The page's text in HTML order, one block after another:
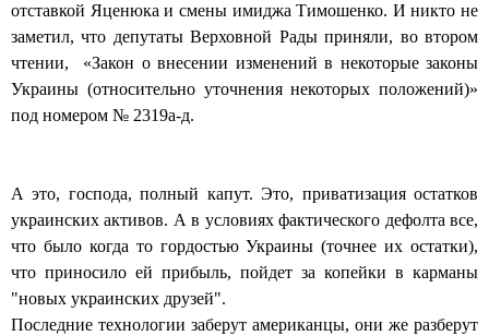
отставкой Яценюка и смены имиджа Тимошенко. И никто не
заметил, что депутаты Верховной Рады приняли, во втором
чтении, «Закон о внесении изменений в некоторые законы
Украины (относительно уточнения некоторых положений)»
под номером № 2319а-д.
А это, господа, полный капут. Это, приватизация остатков
украинских активов. А в условиях фактического дефолта все,
что было когда то гордостью Украины (точнее их остатки),
что приносило ей прибыль, пойдет за копейки в карманы
"новых украинских друзей".
Последние технологии заберут американцы, они же разберут